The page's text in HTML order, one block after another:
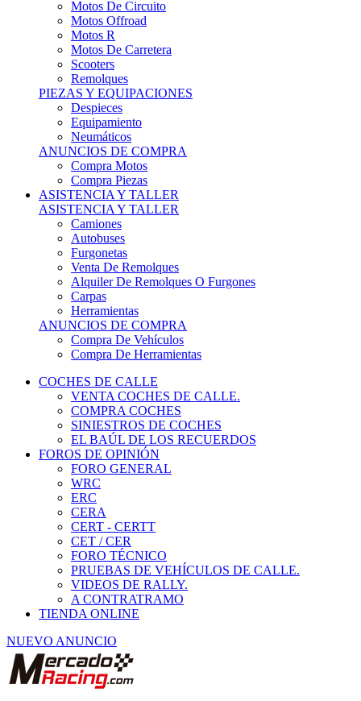
Motos R
Motos De Carretera
Scooters
Remolques
PIEZAS Y EQUIPACIONES
Despieces
Equipamiento
Neumáticos
ANUNCIOS DE COMPRA
Compra Motos
Compra Piezas
ASISTENCIA Y TALLER
ASISTENCIA Y TALLER
Camiones
Autobuses
Furgonetas
Venta De Remolques
Alquiler De Remolques O Furgones
Carpas
Herramientas
ANUNCIOS DE COMPRA
Compra De Vehículos
Compra De Herramientas
COCHES DE CALLE
VENTA COCHES DE CALLE.
COMPRA COCHES
SINIESTROS DE COCHES
EL BAÚL DE LOS RECUERDOS
FOROS DE OPINIÓN
FORO GENERAL
WRC
ERC
CERA
CERT - CERTT
CET / CER
FORO TÉCNICO
PRUEBAS DE VEHÍCULOS DE CALLE.
VIDEOS DE RALLY.
A CONTRATRAMO
TIENDA ONLINE
NUEVO ANUNCIO